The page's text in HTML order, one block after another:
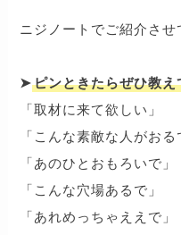
ニジノートでご紹介させ
➤ピンときたらぜひ教え
「取材に来て欲しい」
「こんな素敵な人がおる
「あのひとおもろいで」
「こんな穴場あるで」
「あれめっちゃええで」